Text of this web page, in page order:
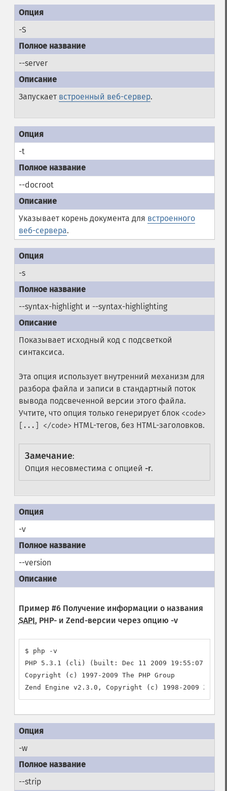
-S
--server
Запускает встроенный веб-сервер.
-t
--docroot
Указывает корень документа для встроенного
веб-сервера.
-s
--syntax-highlight и --syntax-highlighting
Показывает исходный код с подсветкой
синтаксиса.
Эта опция использует внутренний механизм для
разбора файла и записи в стандартный поток
вывода подсвеченной версии этого файла.
Учтите, что опция только генерирует блок <code>
[...] </code>HTML-тегов, без HTML-заголовков.
Замечание:
Опция несовместима с опцией -r.
-v
--version
Пример #6 Получение информации о названия
SAPI, PHP- и Zend-версии через опцию -v
$ php -v
PHP 5.3.1 (cli) (built: Dec 11 2009 19:55:07)
Copyright (c) 1997-2009 The PHP Group
-w
--strip